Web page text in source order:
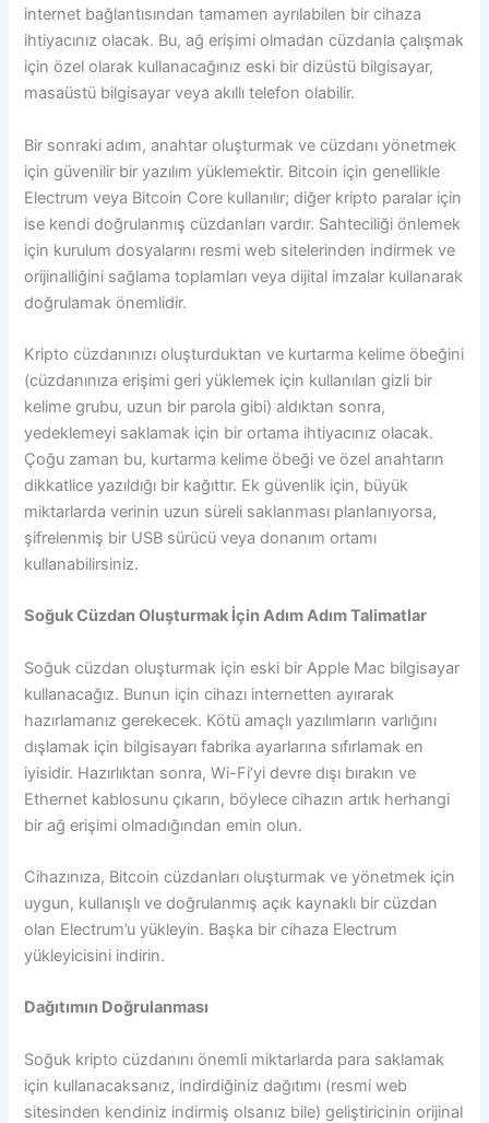
internet bağlantısından tamamen ayrılabilen bir cihaza
ihtiyacınız olacak. Bu, ağ erişimi olmadan cüzdanla çalışmak
için özel olarak kullanacağınız eski bir dizüstü bilgisayar,
masaüstü bilgisayar veya akıllı telefon olabilir.
Bir sonraki adım, anahtar oluşturmak ve cüzdanı yönetmek
için güvenilir bir yazılım yüklemektir. Bitcoin için genellikle
Electrum veya Bitcoin Core kullanılır; diğer kripto paralar için
ise kendi doğrulanmış cüzdanları vardır. Sahteciliği önlemek
için kurulum dosyalarını resmi web sitelerinden indirmek ve
orijinalliğini sağlama toplamları veya dijital imzalar kullanarak
doğrulamak önemlidir.
Kripto cüzdanınızı oluşturduktan ve kurtarma kelime öbeğini
(cüzdanınıza erişimi geri yüklemek için kullanılan gizli bir
kelime grubu, uzun bir parola gibi) aldıktan sonra,
yedeklemeyi saklamak için bir ortama ihtiyacınız olacak.
Çoğu zaman bu, kurtarma kelime öbeği ve özel anahtarın
dikkatlice yazıldığı bir kağıttır. Ek güvenlik için, büyük
miktarlarda verinin uzun süreli saklanması planlanıyorsa,
şifrelenmiş bir USB sürücü veya donanım ortamı
kullanabilirsiniz.
Soğuk Cüzdan Oluşturmak İçin Adım Adım Talimatlar
Soğuk cüzdan oluşturmak için eski bir Apple Mac bilgisayar
kullanacağız. Bunun için cihazı internetten ayırarak
hazırlamanız gerekecek. Kötü amaçlı yazılımların varlığını
dışlamak için bilgisayarı fabrika ayarlarına sıfırlamak en
iyisidir. Hazırlıktan sonra, Wi-Fi’yi devre dışı bırakın ve
Ethernet kablosunu çıkarın, böylece cihazın artık herhangi
bir ağ erişimi olmadığından emin olun.
Cihazınıza, Bitcoin cüzdanları oluşturmak ve yönetmek için
uygun, kullanışlı ve doğrulanmış açık kaynaklı bir cüzdan
olan Electrum’u yükleyin. Başka bir cihaza Electrum
yükleyicisini indirin.
Dağıtımın Doğrulanması
Soğuk kripto cüzdanını önemli miktarlarda para saklamak
için kullanacaksanız, indirdiğiniz dağıtımı (resmi web
sitesinden kendiniz indirmiş olsanız bile) geliştiricinin orijinal